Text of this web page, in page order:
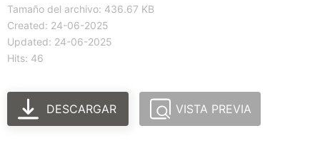
Tamaño del archivo: 436.67 KB
Created: 24-06-2025
Updated: 24-06-2025
Hits: 46
DESCARGAR VISTA PREVIA